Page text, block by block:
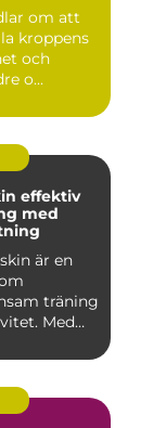
om att
kroppens
och
o...
med
är en
träning
Med